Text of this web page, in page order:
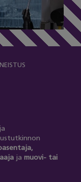
ja muovi- tai